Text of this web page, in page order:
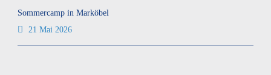
Sommercamp in Marköbel
21 Mai 2026